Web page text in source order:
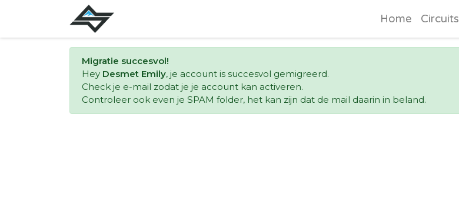
Home Circuits
Migratie succesvol!
Hey Desmet Emily, je account is succesvol gemigreerd.
Check je e-mail zodat je je account kan activeren.
Controleer ook even je SPAM folder, het kan zijn dat de mail daarin in beland.